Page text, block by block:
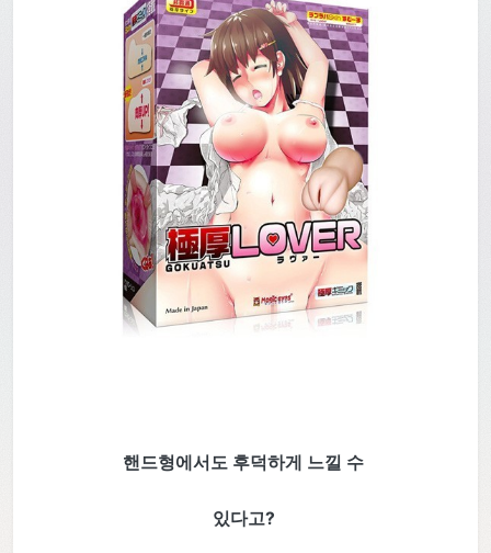
핸드형에서도 후덕하게 느낄 수
있다고?